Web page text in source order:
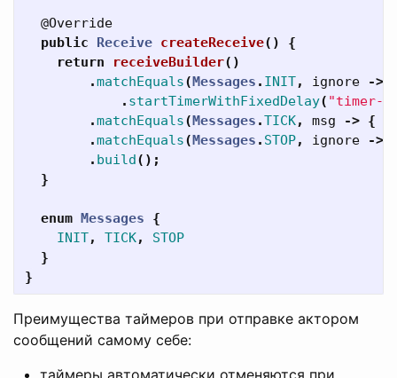
@Override
public
Receive createReceive()
{
return
receiveBuilder()
.matchEquals(Messages . INIT, ignore ->
. startTimerWithFixedDelay( "timer-
.matchEquals(Messages .TICK, msg -> {
.matchEquals(Messages . STOP, ignore ->
. build();
}
enum Messages
{
INIT, TICK,
STOP
}
}
Преимущества таймеров при отправке актором
сообщений самому себе:
таймеры автоматически отменяются при